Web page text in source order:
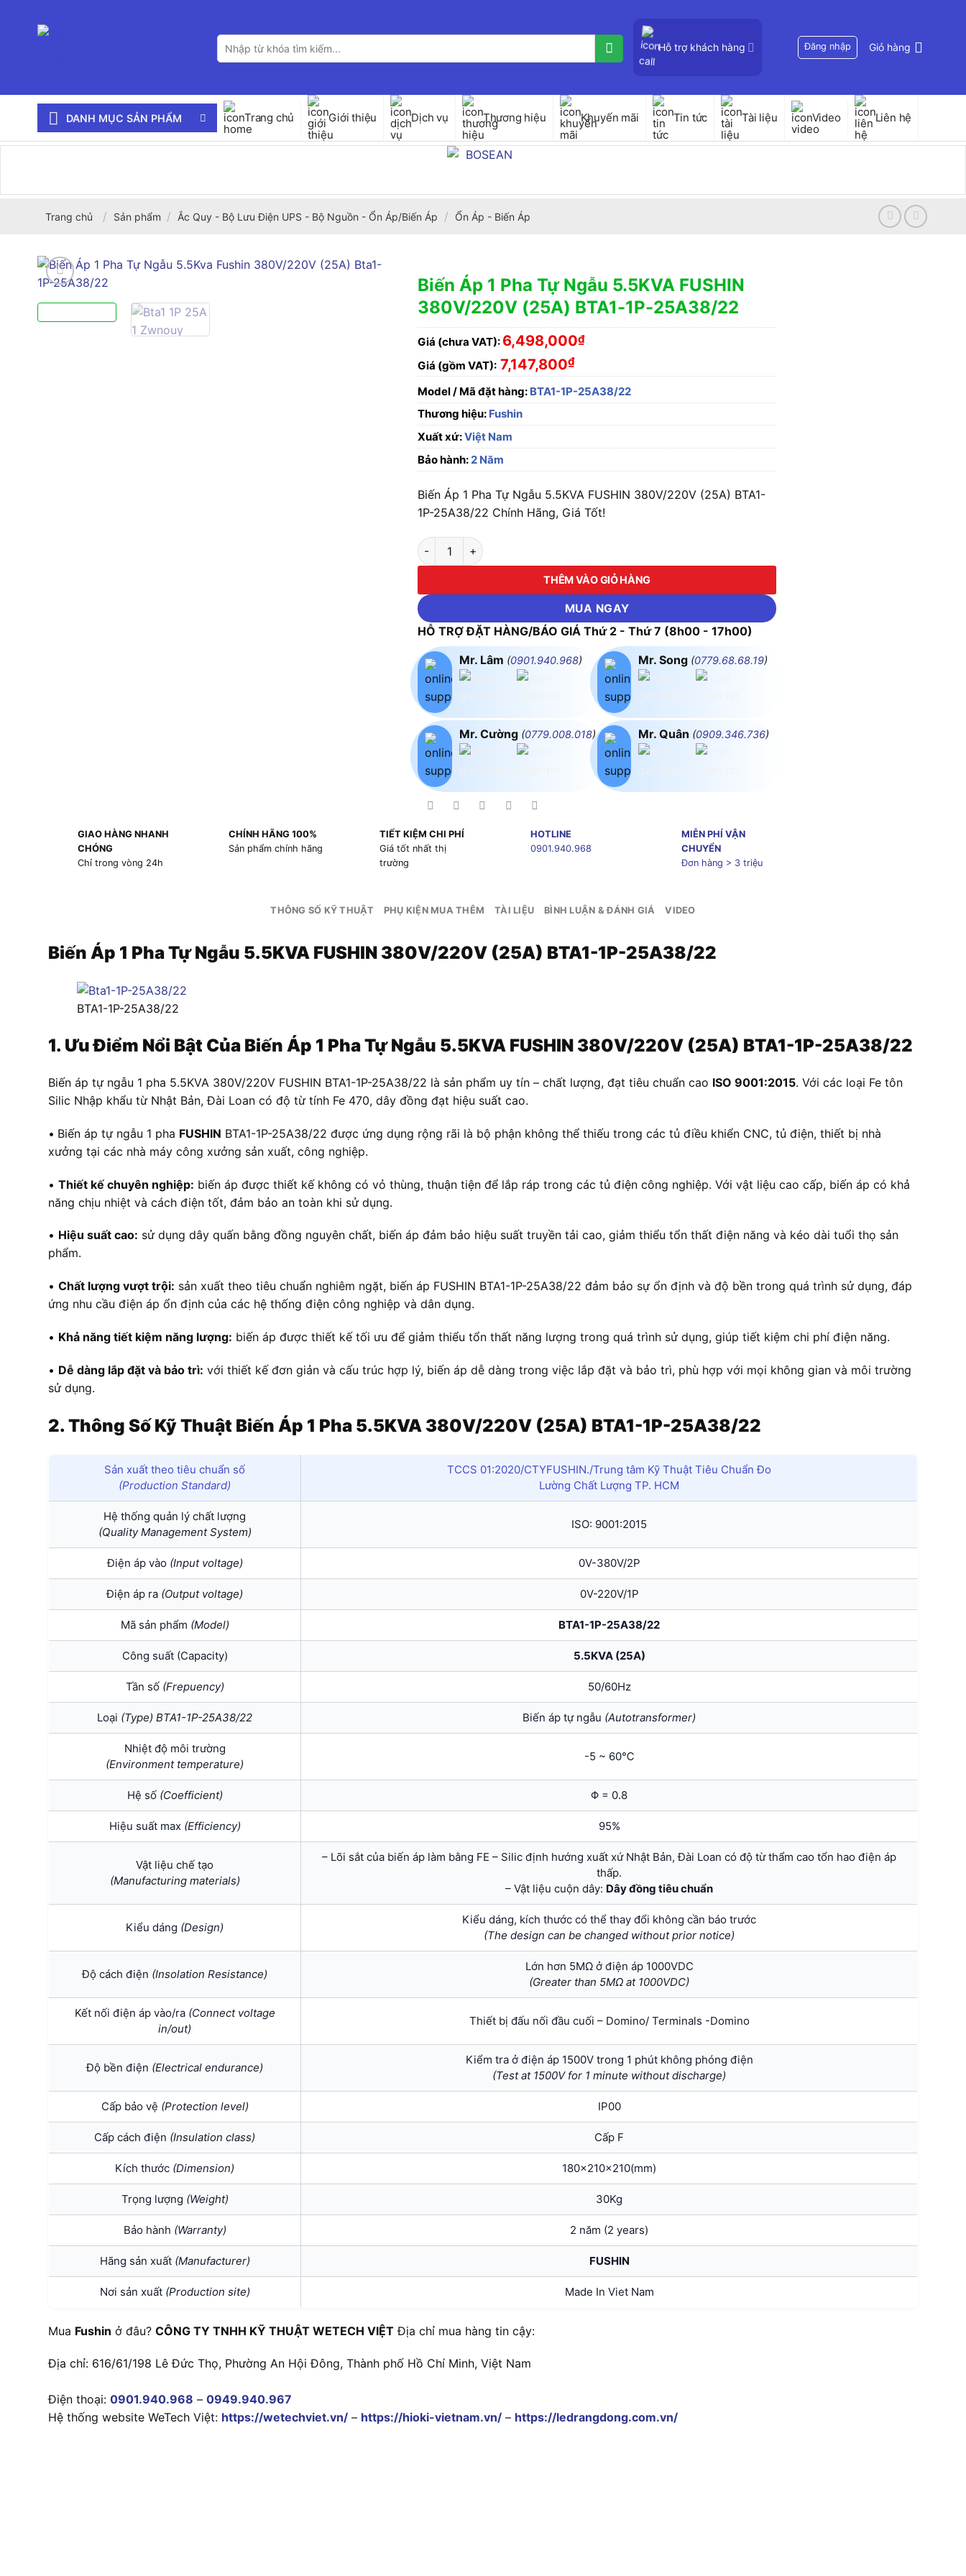
Tìm
kiếm:
Hỗ trợ khách hàng Đăng nhập Giỏ hàng
DANH MỤC SẢN PHẨM Trang chủ Giới thiệu Dịch vụ Thương hiệu Khuyến mãi Tin tức Tài liệu Video Liên hệ
Trang chủ / Sản phẩm / Ắc Quy - Bộ Lưu Điện UPS - Bộ Nguồn - Ổn Áp/Biến Áp / Ổn Áp - Biến Áp
Biến Áp 1 Pha Tự Ngẫu 5.5KVA FUSHIN
380V/220V (25A) BTA1-1P-25A38/22
Giá (chưa VAT): 6,498,000₫
Giá (gồm VAT): 7,147,800₫
Model / Mã đặt hàng: BTA1-1P-25A38/22
Thương hiệu: Fushin
Xuất xứ:Việt Nam
Bảo hành:2 Năm
Biến Áp 1 Pha Tự Ngẫu 5.5KVA FUSHIN 380V/220V (25A) BTA1-
1P-25A38/22 Chính Hãng, Giá Tốt!
Biến Áp 1 Pha Tự Ngẫu 5.5KVA FUSHIN 380V/220V (25A) BTA1-1P-25A38/22 số lượng
THÊM VÀO GIỎ HÀNG
MUA NGAY
HỖ TRỢ ĐẶT HÀNG/BÁO GIÁ Thứ 2 - Thứ 7 (8h00 - 17h00)
Mr. Lâm (0901.940.968)
Mr. Cường (0779.008.018)
Mr. Song (0779.68.68.19)
Mr. Quân (0909.346.736)
GIAO HÀNG NHANH
CHÓNG
Chỉ trong vòng 24h
CHÍNH HÃNG 100%
Sản phẩm chính hãng
TIẾT KIỆM CHI PHÍ
Giá tốt nhất thị
trường
HOTLINE
0901.940.968
MIỄN PHÍ VẬN
CHUYỂN
Đơn hàng > 3 triệu
THÔNG SỐ KỸ THUẬT PHỤ KIỆN MUA THÊM TÀI LIỆU BÌNH LUẬN & ĐÁNH GIÁ VIDEO
Biến Áp 1 Pha Tự Ngẫu 5.5KVA FUSHIN 380V/220V (25A) BTA1-1P-25A38/22
BTA1-1P-25A38/22
1. Ưu Điểm Nổi Bật Của Biến Áp 1 Pha Tự Ngẫu 5.5KVA FUSHIN 380V/220V (25A) BTA1-1P-25A38/22
Biến áp tự ngẫu 1 pha 5.5KVA 380V/220V FUSHIN BTA1-1P-25A38/22 là sản phẩm uy tín – chất lượng, đạt tiêu chuẩn cao ISO 9001:2015. Với các loại Fe tôn
Silic Nhập khẩu từ Nhật Bản, Đài Loan có độ từ tính Fe 470, dây đồng đạt hiệu suất cao.
• Biến áp tự ngẫu 1 pha FUSHIN BTA1-1P-25A38/22 được ứng dụng rộng rãi là bộ phận không thể thiếu trong các tủ điều khiển CNC, tủ điện, thiết bị nhà
xưởng tại các nhà máy công xưởng sản xuất, công nghiệp.
• Thiết kế chuyên nghiệp: biến áp được thiết kế không có vỏ thùng, thuận tiện để lắp ráp trong các tủ điện công nghiệp. Với vật liệu cao cấp, biến áp có khả
năng chịu nhiệt và cách điện tốt, đảm bảo an toàn khi sử dụng.
• Hiệu suất cao: sử dụng dây quấn bằng đồng nguyên chất, biến áp đảm bảo hiệu suất truyền tải cao, giảm thiểu tổn thất điện năng và kéo dài tuổi thọ sản
phẩm.
• Chất lượng vượt trội: sản xuất theo tiêu chuẩn nghiêm ngặt, biến áp FUSHIN BTA1-1P-25A38/22 đảm bảo sự ổn định và độ bền trong quá trình sử dụng, đáp
ứng nhu cầu điện áp ổn định của các hệ thống điện công nghiệp và dân dụng.
• Khả năng tiết kiệm năng lượng: biến áp được thiết kế tối ưu để giảm thiểu tổn thất năng lượng trong quá trình sử dụng, giúp tiết kiệm chi phí điện năng.
• Dễ dàng lắp đặt và bảo trì: với thiết kế đơn giản và cấu trúc hợp lý, biến áp dễ dàng trong việc lắp đặt và bảo trì, phù hợp với mọi không gian và môi trường
sử dụng.
2. Thông Số Kỹ Thuật Biến Áp 1 Pha 5.5KVA 380V/220V (25A) BTA1-1P-25A38/22
Sản xuất theo tiêu chuẩn số
(Production Standard)
TCCS 01:2020/CTYFUSHIN./Trung tâm Kỹ Thuật Tiêu Chuẩn Đo
Lường Chất Lượng TP. HCM
Hệ thống quản lý chất lượng
(Quality Management System)
ISO: 9001:2015
Điện áp vào (Input voltage) 0V-380V/2P
Điện áp ra (Output voltage) 0V-220V/1P
Mã sản phẩm (Model) BTA1-1P-25A38/22
Công suất (Capacity) 5.5KVA (25A)
Tần số (Frepuency) 50/60Hz
Loại (Type) BTA1-1P-25A38/22 Biến áp tự ngẫu (Autotransformer)
Nhiệt độ môi trường
(Environment temperature)
-5 ~ 60℃
Hệ số (Coefficient) Φ = 0.8
Hiệu suất max (Efficiency) 95%
Vật liệu chế tạo
(Manufacturing materials)
– Lõi sắt của biến áp làm bằng FE – Silic định hướng xuất xứ Nhật Bản, Đài Loan có độ từ thẩm cao tổn hao điện áp
thấp.
– Vật liệu cuộn dây: Dây đồng tiêu chuẩn
Kiểu dáng (Design)
Kiểu dáng, kích thước có thể thay đổi không cần báo trước
(The design can be changed without prior notice)
Độ cách điện (Insolation Resistance)
Lớn hơn 5MΩ ở điện áp 1000VDC
(Greater than 5MΩ at 1000VDC)
Kết nối điện áp vào/ra (Connect voltage
in/out)
Thiết bị đấu nối đầu cuối – Domino/ Terminals -Domino
Độ bền điện (Electrical endurance)
Kiểm tra ở điện áp 1500V trong 1 phút không phóng điện
(Test at 1500V for 1 minute without discharge)
Cấp bảo vệ (Protection level) IP00
Cấp cách điện (Insulation class) Cấp F
Kích thước (Dimension) 180x210x210(mm)
Trọng lượng (Weight) 30Kg
Bảo hành (Warranty) 2 năm (2 years)
Hãng sản xuất (Manufacturer) FUSHIN
Nơi sản xuất (Production site) Made In Viet Nam
Mua Fushin ở đâu? CÔNG TY TNHH KỸ THUẬT WETECH VIỆT Địa chỉ mua hàng tin cậy:
Địa chỉ: 616/61/198 Lê Đức Thọ, Phường An Hội Đông, Thành phố Hồ Chí Minh, Việt Nam
Điện thoại: 0901.940.968 – 0949.940.967
Hệ thống website WeTech Việt: https://wetechviet.vn/ – https://hioki-vietnam.vn/ – https://ledrangdong.com.vn/